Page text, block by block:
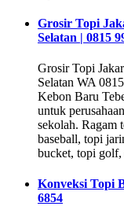
Grosir Topi
Selatan | 0815
Grosir Topi
Selatan WA
Kebon Baru
untuk
sekolah. Ragam
baseball, topi
bucket, topi
Konveksi Topi
6854